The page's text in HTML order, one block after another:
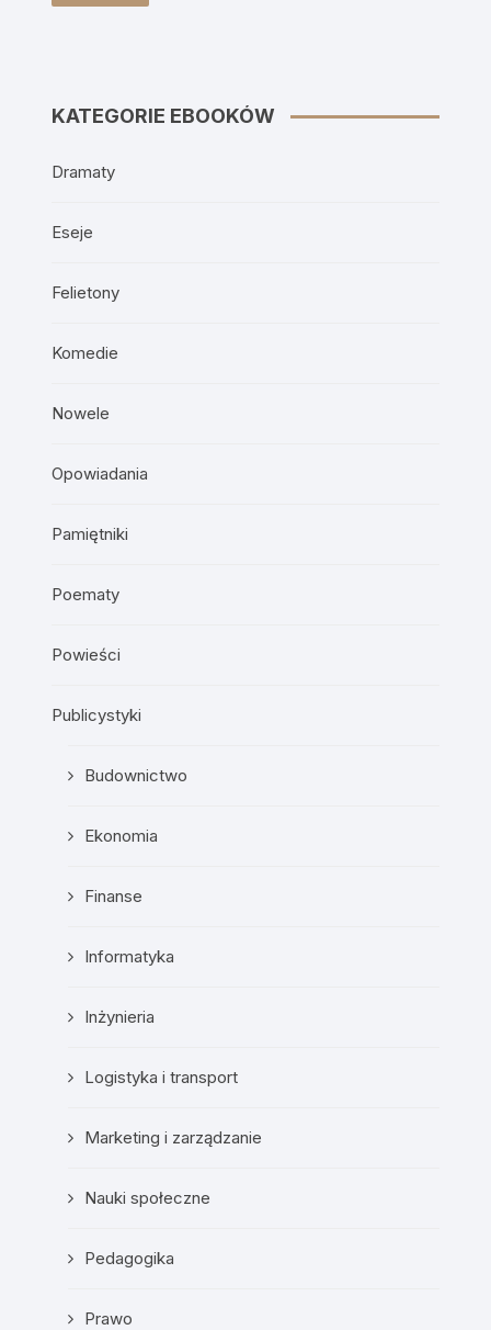
KATEGORIE EBOOKÓW
Dramaty
Eseje
Felietony
Komedie
Nowele
Opowiadania
Pamiętniki
Poematy
Powieści
Publicystyki
Budownictwo
Ekonomia
Finanse
Informatyka
Inżynieria
Logistyka i transport
Marketing i zarządzanie
Nauki społeczne
Pedagogika
Prawo